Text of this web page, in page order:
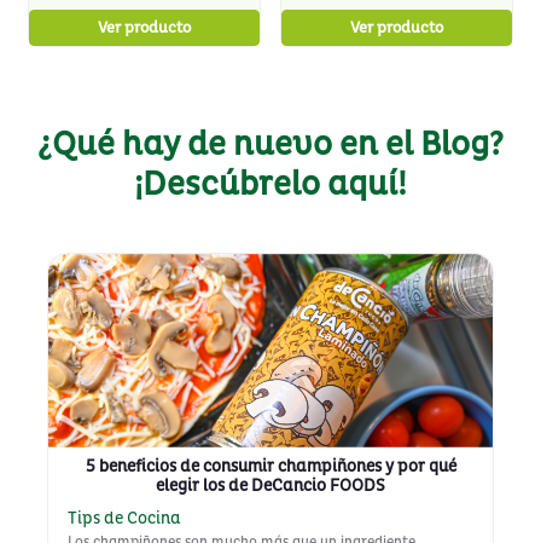
Ver producto
Ver producto
¿Qué hay de nuevo en el Blog?
¡Descúbrelo aquí!
5 beneficios de consumir champiñones y por qué
elegir los de DeCancio FOODS
Tips de Cocina